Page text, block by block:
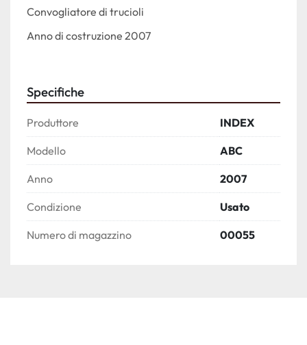
Convogliatore di trucioli
Anno di costruzione 2007
Specifiche
Produttore INDEX
Modello ABC
Anno 2007
Condizione Usato
Numero di magazzino 00055